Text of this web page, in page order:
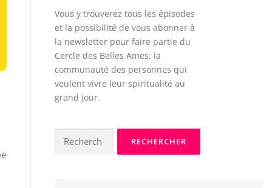
Vous y trouverez tous les épisodes
et la possibilité de vous abonner à
la newsletter pour faire partie du
Cercle des Belles Ames, la
communauté des personnes qui
veulent vivre leur spiritualité au
grand jour.
Rechercher :